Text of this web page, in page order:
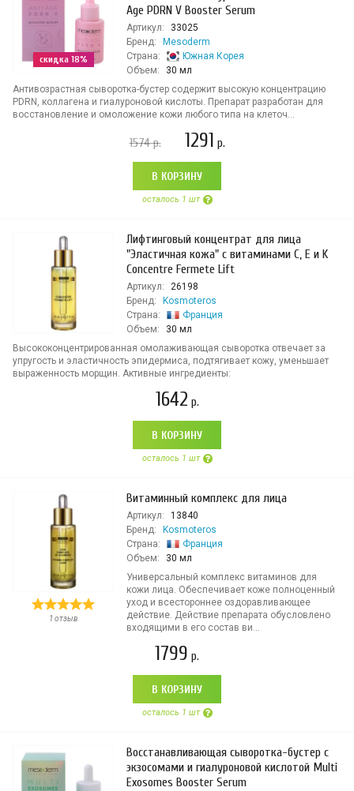
скидка 18%
Age PDRN V Booster Serum
Артикул:
33025
Бренд:
Mesoderm
Страна:
Южная Корея
Объем:
30 мл
Антивозрастная сыворотка-бустер содержит высокую концентрацию
PDRN, коллагена и гиалуроновой кислоты. Препарат разработан для
восстановление и омоложение кожи любого типа на клеточ...
1574р. 1291 р.
В КОРЗИНУ
осталось 1 шт
Лифтинговый концентрат для лица
"Эластичная кожа" с витаминами C, E и K
Concentre Fermete Lift
Артикул:
26198
Бренд:
Kosmoteros
Страна:
Франция
Объем:
30 мл
Высококонцентрированная омолаживающая сыворотка отвечает за
упругость и эластичность эпидермиса, подтягивает кожу, уменьшает
выраженность морщин. Активные ингредиенты:
1642 р.
В КОРЗИНУ
осталось 1 шт
1 отзыв
Витаминный комплекс для лица
Артикул:
13840
Бренд:
Kosmoteros
Страна:
Франция
Объем:
30 мл
Универсальный комплекс витаминов для
кожи лица. Обеспечивает коже полноценный
уход и всестороннее оздоравливающее
действие. Действие препарата обусловлено
входящими в его состав ви...
1799 р.
В КОРЗИНУ
осталось 1 шт
Восстанавливающая сыворотка-бустер с
экзосомами и гиалуроновой кислотой Multi
Exosomes Booster Serum